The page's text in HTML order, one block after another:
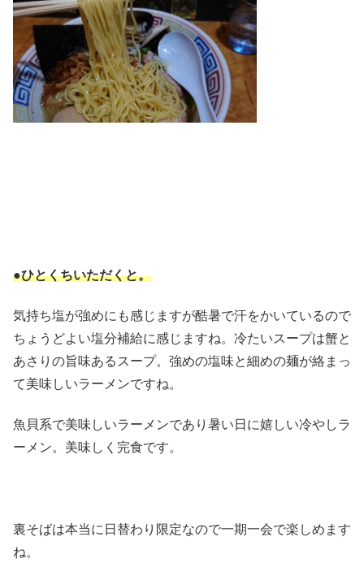
●ひとくちいただくと。
気持ち塩が強めにも感じますが酷暑で汗をかいているので
ちょうどよい塩分補給に感じますね。冷たいスープは蟹と
あさりの旨味あるスープ。強めの塩味と細めの麺が絡まっ
て美味しいラーメンですね。
魚貝系で美味しいラーメンであり暑い日に嬉しい冷やしラ
ーメン。美味しく完食です。
裏そばは本当に日替わり限定なので一期一会で楽しめます
ね。